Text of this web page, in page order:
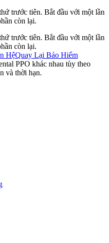
trước tiên. Bắt đầu với một lần
còn lại.
trước tiên. Bắt đầu với một lần
còn lại.
HệQuay Lại Bảo Hiểm
PPO khác nhau tùy theo
và thời hạn.